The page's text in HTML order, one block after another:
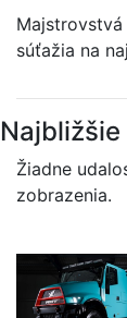
súťažia na
Žiadne
zobrazenia.